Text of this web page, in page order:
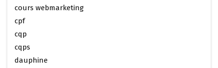
cours webmarketing
cpf
cqp
cqps
dauphine